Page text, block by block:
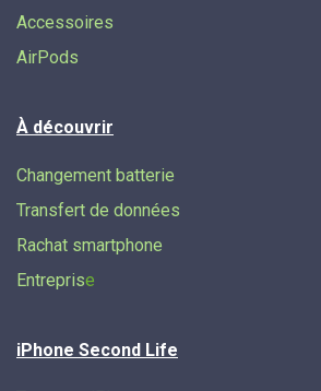
Accessoires
AirPods
À découvrir
Changement batterie
Transfert de données​
Rachat smartphone
Entreprise
iPhone Second Life